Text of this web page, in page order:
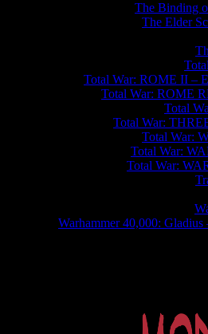
The Binding
The Elder
Total War: ROME II –
Total War: ROME
Total
Total War:
Total War:
Total War:
Total War:
Warhammer 40,000: Gladius